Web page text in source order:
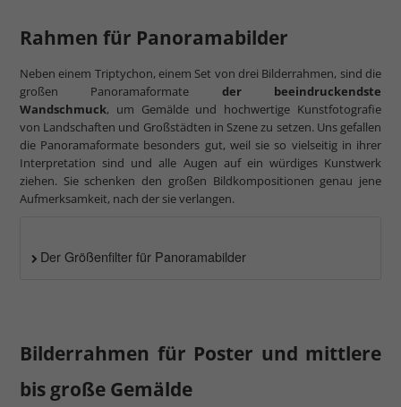
Rahmen für Panoramabilder
Neben einem Triptychon, einem Set von drei Bilderrahmen, sind die
großen Panoramaformate der beeindruckendste
Wandschmuck, um Gemälde und hochwertige Kunstfotografie
von Landschaften und Großstädten in Szene zu setzen. Uns gefallen
die Panoramaformate besonders gut, weil sie so vielseitig in ihrer
Interpretation sind und alle Augen auf ein würdiges Kunstwerk
ziehen. Sie schenken den großen Bildkompositionen genau jene
Aufmerksamkeit, nach der sie verlangen.
Der Größenfilter für Panoramabilder
Bilderrahmen für Poster und mittlere
bis große Gemälde